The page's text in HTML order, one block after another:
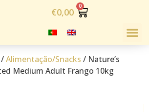
€0,00
/Alimentação/Snacks / Nature’s
Medium Adult Frango 10kg